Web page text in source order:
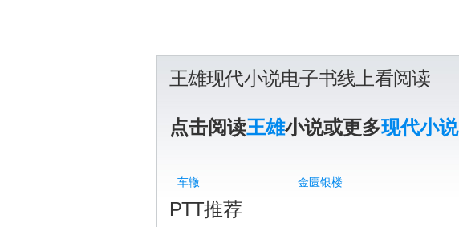
王雄现代小说电子书线上看阅读
点击阅读王雄小说或更多现代小说
车辙 金匮银楼
PTT推荐